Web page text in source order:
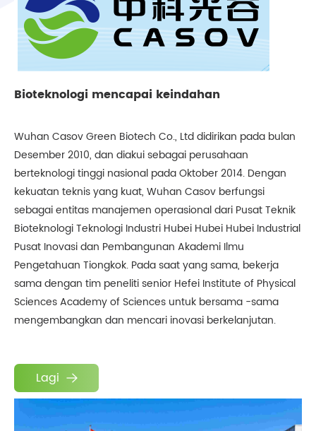
Bioteknologi mencapai keindahan
Wuhan Casov Green Biotech Co., Ltd didirikan pada bulan
Desember 2010, dan diakui sebagai perusahaan
berteknologi tinggi nasional pada Oktober 2014. Dengan
kekuatan teknis yang kuat, Wuhan Casov berfungsi
sebagai entitas manajemen operasional dari Pusat Teknik
Bioteknologi Teknologi Industri Hubei Hubei Hubei Industrial
Pusat Inovasi dan Pembangunan Akademi Ilmu
Pengetahuan Tiongkok. Pada saat yang sama, bekerja
sama dengan tim peneliti senior Hefei Institute of Physical
Sciences Academy of Sciences untuk bersama -sama
mengembangkan dan mencari inovasi berkelanjutan.
Lagi